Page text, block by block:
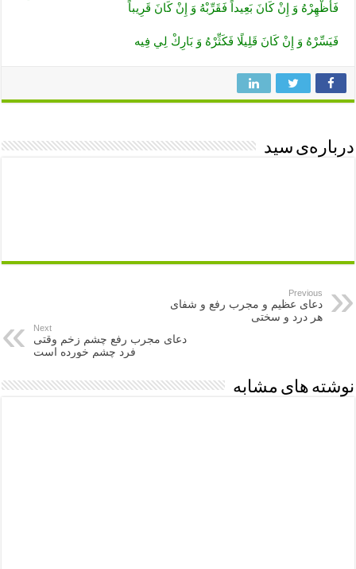
فَأَظْهِرْهُ وَ إِنْ‏ كَانَ بَعِيداً فَقَرِّبْهُ وَ إِنْ كَانَ قَرِيباً
فَيَسِّرْهُ وَ إِنْ كَانَ قَلِيلًا فَكَثِّرْهُ وَ بَارِكْ لِي فِيه
درباره‌ی سید
Previous
دعای عظیم و مجرب رفع و شفای
هر درد و سختی
Next
دعای مجرب رفع چشم زخم وقتی
فرد چشم خورده است
نوشته های مشابه